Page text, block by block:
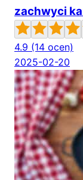
zachwyci
4.9 (14 ocen)
2025-02-20